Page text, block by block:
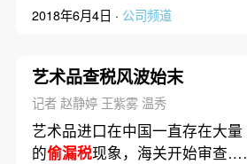
2018年6月4日 · 公司频道
艺术品查税风波始末
记者 赵静婷 王紫雾 温秀
艺术品进口在中国一直存在大量
的偷漏税现象，海关开始审查